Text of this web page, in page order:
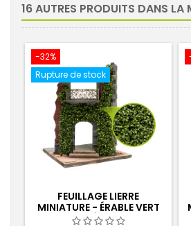
16 AUTRES PRODUITS DANS LA
-32%
Rupture de stock
FEUILLAGE LIERRE
MINIATURE - ÉRABLE VERT
FONCÉ - PETIT